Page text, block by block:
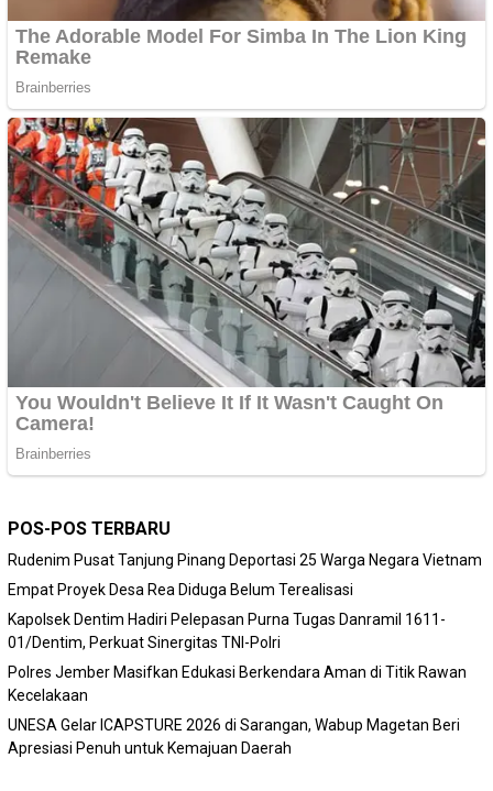
POS-POS TERBARU
Rudenim Pusat Tanjung Pinang Deportasi 25 Warga Negara Vietnam
Empat Proyek Desa Rea Diduga Belum Terealisasi
Kapolsek Dentim Hadiri Pelepasan Purna Tugas Danramil 1611-
01/Dentim, Perkuat Sinergitas TNI-Polri
Polres Jember Masifkan Edukasi Berkendara Aman di Titik Rawan
Kecelakaan
‎UNESA Gelar ICAPSTURE 2026 di Sarangan, Wabup Magetan Beri
Apresiasi Penuh untuk Kemajuan Daerah